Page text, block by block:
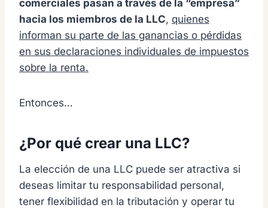
comerciales pasan a través de la “empresa”
hacia los miembros de la LLC, quienes
informan su parte de las ganancias o pérdidas
en sus declaraciones individuales de impuestos
sobre la renta.
Entonces…
¿Por qué crear una LLC?
La elección de una LLC puede ser atractiva si
deseas limitar tu responsabilidad personal,
tener flexibilidad en la tributación y operar tu